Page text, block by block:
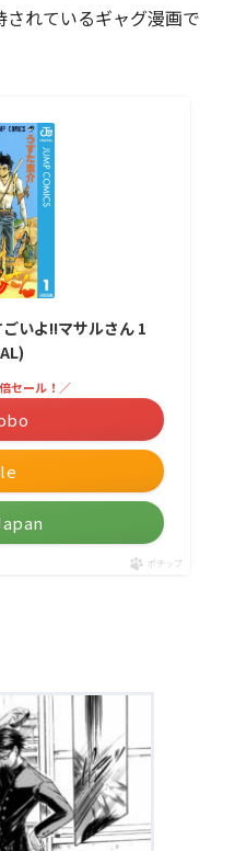
れているギャグ漫画で
いよ!!マサルさん 1
セール！／
ポチップ